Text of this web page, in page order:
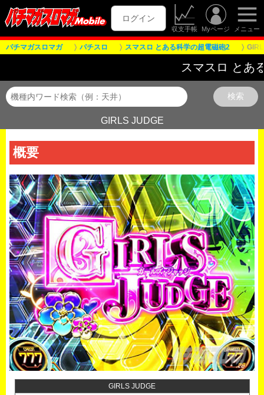
ログイン
収支手帳 Myページ メニュー
パチマガスロマガ パチスロ スマスロ とある科学の超電磁砲2
スマスロ とある科学の超電
GIRLS JUDGE
概要
GIRLS JUDGE